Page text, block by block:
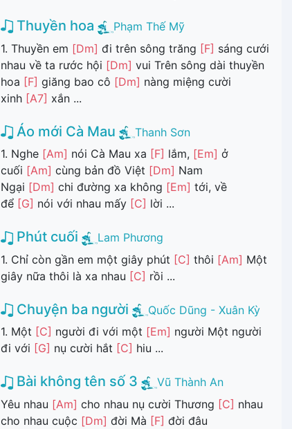
Thuyền hoa
Phạm Thế Mỹ
1. Thuyền em [Dm] đi trên sông trăng [F] sáng cưới
nhau về ta rước hội [Dm] vui Trên sông dài thuyền
hoa [F] giăng bao cô [Dm] nàng miệng cười
xinh [A7] xắn ...
Áo mới Cà Mau
Thanh Sơn
1. Nghe [Am] nói Cà Mau xa [F] lắm, [Em] ở
cuối [Am] cùng bản đồ Việt [Dm] Nam
Ngại [Dm] chi đường xa không [Em] tới, về
để [G] nói với nhau mấy [C] lời ...
Phút cuối
Lam Phương
1. Chỉ còn gần em một giây phút [C] thôi [Am] Một
giây nữa thôi là xa nhau [C] rồi ...
Chuyện ba người
Quốc Dũng - Xuân Kỳ
1. Một [C] người đi với một [Em] người Một người
đi với [G] nụ cười hắt [C] hiu ...
Bài không tên số 3
Vũ Thành An
Yêu nhau [Am] cho nhau nụ cười Thương [C] nhau
cho nhau cuộc [Dm] đời Mà [F] đời đâu